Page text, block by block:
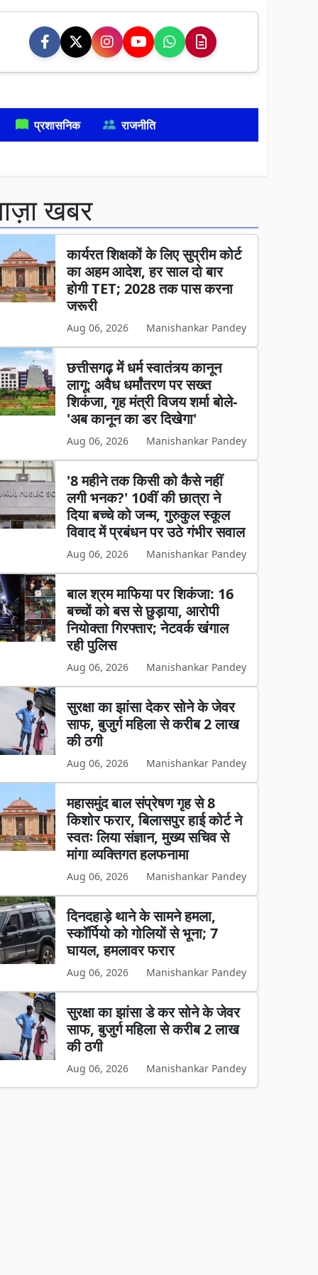
प्रशासनिक राजनीति
खबर
कार्यरत शिक्षकों के लिए सुप्रीम कोर्ट
का अहम आदेश, हर साल दो बार
होगी TET; 2028 तक पास करना
जरूरी
Aug 06, 2026 Manishankar Pandey
छत्तीसगढ़ में धर्म स्वातंत्र्य कानून
लागू: अवैध धर्मांतरण पर सख्त
शिकंजा, गृह मंत्री विजय शर्मा बोले-
'अब कानून का डर दिखेगा'
Aug 06, 2026 Manishankar Pandey
'8 महीने तक किसी को कैसे नहीं
लगी भनक?' 10वीं की छात्रा ने
दिया बच्चे को जन्म, गुरुकुल स्कूल
विवाद में प्रबंधन पर उठे गंभीर सवाल
Aug 06, 2026 Manishankar Pandey
बाल श्रम माफिया पर शिकंजा: 16
बच्चों को बस से छुड़ाया, आरोपी
नियोक्ता गिरफ्तार; नेटवर्क खंगाल
रही पुलिस
Aug 06, 2026 Manishankar Pandey
सुरक्षा का झांसा देकर सोने के जेवर
साफ, बुजुर्ग महिला से करीब 2 लाख
की ठगी
Aug 06, 2026 Manishankar Pandey
महासमुंद बाल संप्रेषण गृह से 8
किशोर फरार, बिलासपुर हाई कोर्ट ने
स्वतः लिया संज्ञान, मुख्य सचिव से
मांगा व्यक्तिगत हलफनामा
Aug 06, 2026 Manishankar Pandey
दिनदहाड़े थाने के सामने हमला,
स्कॉर्पियो को गोलियों से भूना; 7
घायल, हमलावर फरार
Aug 06, 2026 Manishankar Pandey
सुरक्षा का झांसा डे कर सोने के जेवर
साफ, बुजुर्ग महिला से करीब 2 लाख
की ठगी
Aug 06, 2026 Manishankar Pandey